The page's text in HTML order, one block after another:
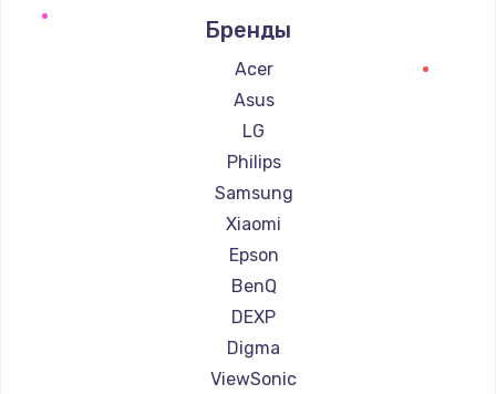
Ремонт проекторов Infocus
Ремонт проекторов Barco
Ремонт проекторов Xgimi
Ремонт проекторов Canon
Ремонт проекторов JVC
Ремонт проекторов Casio
Ремонт проекторов Hiper
Ремонт проекторов HITACHI
Ремонт проекторов Panasonic
Ремонт проекторов Hisense
Бренды
Acer
Asus
LG
Philips
Samsung
Xiaomi
Epson
BenQ
DEXP
Digma
ViewSonic